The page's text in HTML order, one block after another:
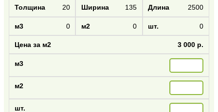
20 135 2500
0 0 0
3 000 р.